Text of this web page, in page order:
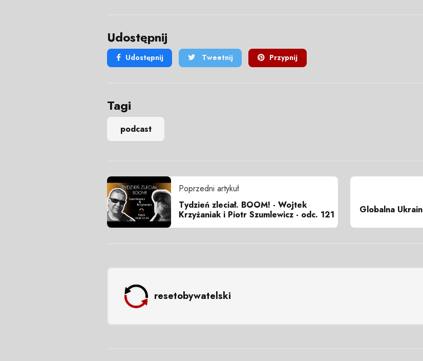
Udostępnij
Udostępnij Tweetnij Przypnij
Tagi
podcast
Poprzedni artykuł
Tydzień zleciał. BOOM! - Wojtek
Krzyżaniak i Piotr Szumlewicz - odc. 121
Globalna
resetobywatelski